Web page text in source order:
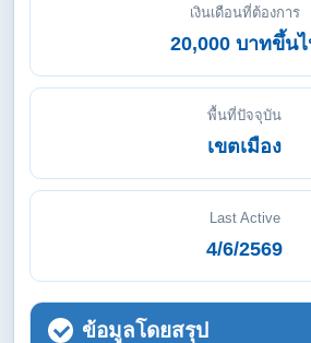
เงินเดือนที่ต้องการ
20,000 บาทขึ้นไ
พื้นที่ปัจจุบัน
เขตเมือง
Last Active
4/6/2569
ข้อมูลโดยสรุป